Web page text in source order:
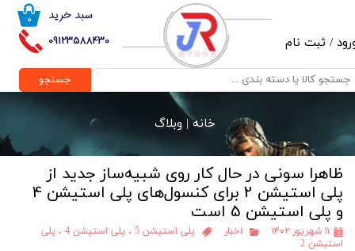
09123588430
۰ سبد خرید
/ ثبت نام
حساب کاربری من
تغییر گذر واژه
خروج از حساب کاربری
جستجو
خانه |وبلاگ
ظاهرا سونی در حال کار روی شبیه‌ساز جدید از
پلی استیشن 2 برای کنسول‌های پلی استیشن 4
و پلی استیشن 5 است
۱۱ شهریور ۱۴۰۲ اخبار پلی استیشن 5 ، پلی استیشن 4 ، پلی
استیشن 2